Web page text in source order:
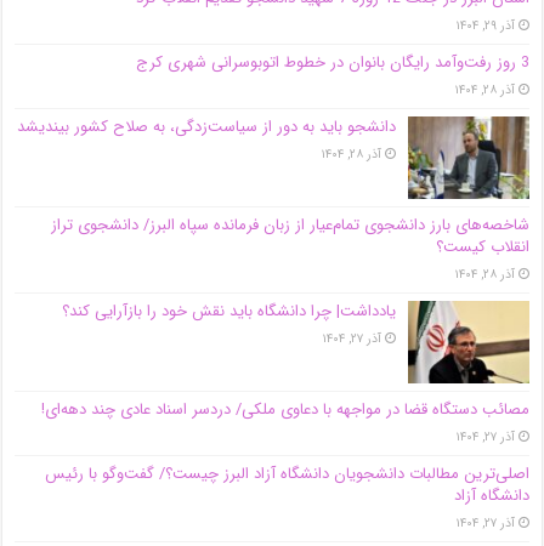
آذر ۲۹, ۱۴۰۴
3 روز رفت‌وآمد رایگان بانوان در خطوط اتوبوسرانی شهری کرج
آذر ۲۸, ۱۴۰۴
دانشجو باید به دور از سیاست‌زدگی، به صلاح کشور بیندیشد
آذر ۲۸, ۱۴۰۴
شاخصه‌های بارز دانشجوی تمام‌عیار از زبان فرمانده سپاه البرز/ دانشجوی تراز
انقلاب کیست؟
آذر ۲۸, ۱۴۰۴
یادداشت| چرا دانشگاه باید نقش خود را بازآرایی کند؟
آذر ۲۷, ۱۴۰۴
مصائب دستگاه قضا در مواجهه با دعاوی ملکی/ دردسر اسناد عادی چند‌ دهه‌ای!
آذر ۲۷, ۱۴۰۴
اصلی‌ترین مطالبات دانشجویان دانشگاه آزاد البرز چیست؟/ گفت‌وگو با رئیس
دانشگاه آز‌اد
آذر ۲۷, ۱۴۰۴